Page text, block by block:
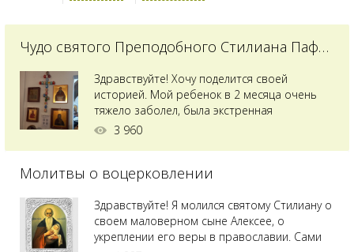
Чудо святого Преподобного Стилиана Пафлагонского
Здравствуйте! Хочу поделится своей
историей. Мой ребенок в 2 месяца очень
тяжело заболел, была экстренная
сложнейшая операция, состояние после
святого Владимира я увидела незнакомую
позже прочитав про него, узнала про
Преподобного...
3 960
Молитвы о воцерковлении
Здравствуйте! Я молился святому Стилиану о
своем маловерном сыне Алексее, о
укреплении его веры в православии. Сами